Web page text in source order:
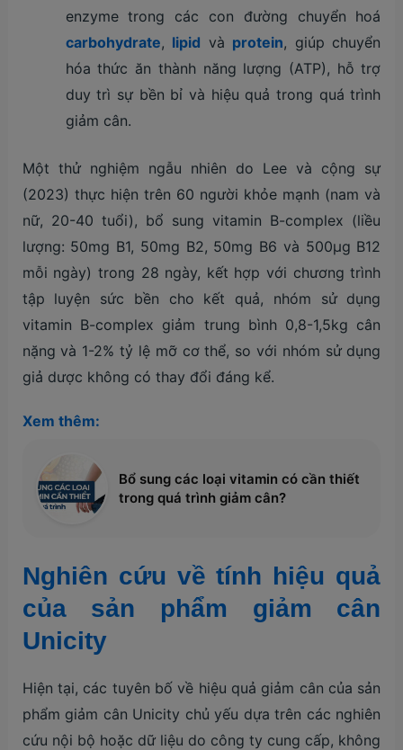
enzyme trong các con đường chuyển hoá
carbohydrate, lipid và protein, giúp chuyển
hóa thức ăn thành năng lượng (ATP), hỗ trợ
duy trì sự bền bỉ và hiệu quả trong quá trình
giảm cân.
Một thử nghiệm ngẫu nhiên do Lee và cộng sự
(2023) thực hiện trên 60 người khỏe mạnh (nam và
nữ, 20-40 tuổi), bổ sung vitamin B-complex (liều
lượng: 50mg B1, 50mg B2, 50mg B6 và 500µg B12
mỗi ngày) trong 28 ngày, kết hợp với chương trình
tập luyện sức bền cho kết quả, nhóm sử dụng
vitamin B-complex giảm trung bình 0,8-1,5kg cân
nặng và 1-2% tỷ lệ mỡ cơ thể, so với nhóm sử dụng
giả dược không có thay đổi đáng kể.
Xem thêm:
Bổ sung các loại vitamin có cần thiết
trong quá trình giảm cân?
Nghiên cứu về tính hiệu quả
của sản phẩm giảm cân
Unicity
Hiện tại, các tuyên bố về hiệu quả giảm cân của sản
phẩm giảm cân Unicity chủ yếu dựa trên các nghiên
cứu nội bộ hoặc dữ liệu do công ty cung cấp, không